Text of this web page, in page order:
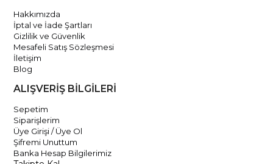
Hakkımızda
İptal ve İade Şartları
Gizlilik ve Güvenlik
Mesafeli Satış Sözleşmesi
İletişim
Blog
ALIŞVERİŞ BİLGİLERİ
Sepetim
Siparişlerim
Üye Girişi / Üye Ol
Şifremi Unuttum
Banka Hesap Bilgilerimiz